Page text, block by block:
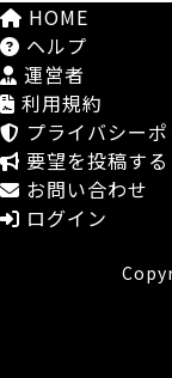
HOME
ヘルプ
運営者
利用規約
プライバシー
要望を投稿する
お問い合わせ
ログイン